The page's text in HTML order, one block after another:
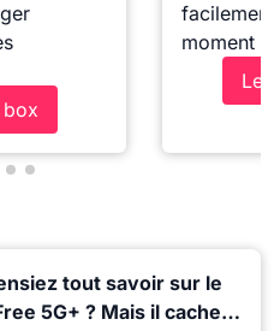
box
moment !
tout savoir sur le
5G+ ? Mais il cache